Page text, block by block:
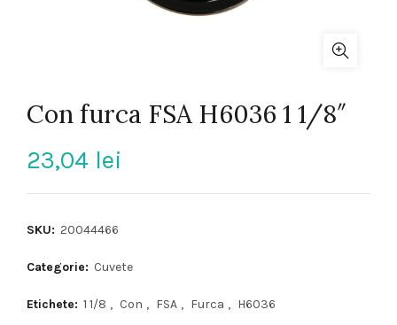
Con furca FSA H6036 1 1/8″
23,04 lei
SKU: 20044466
Categorie: Cuvete
Etichete: 1 1/8 , Con , FSA , Furca , H6036